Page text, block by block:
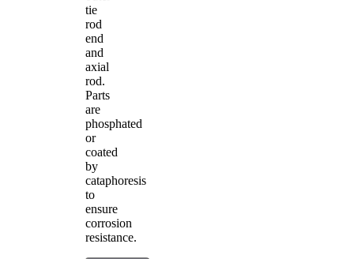
tie
rod
end
and
axial
rod.
Parts
are
phosphated
or
coated
by
cataphoresis
to
ensure
corrosion
resistance.